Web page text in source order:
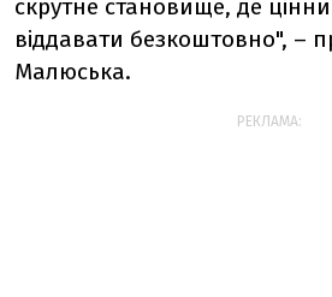
скрутне становище, де
віддавати безкоштовно", –
Малюська.
РЕКЛАМА: